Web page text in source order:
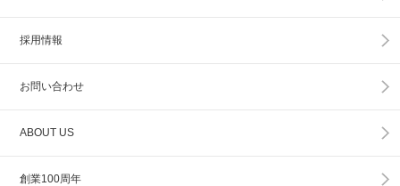
採用情報
お問い合わせ
ABOUT US
創業100周年